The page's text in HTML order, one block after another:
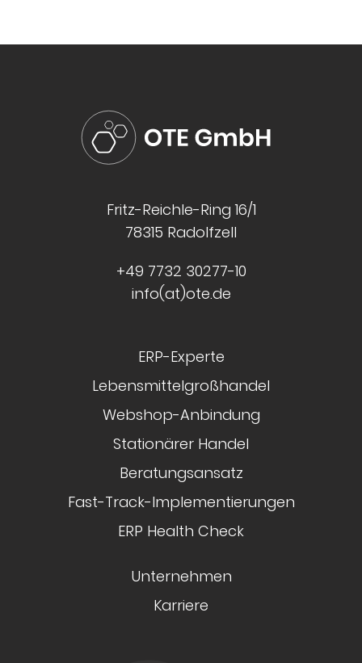
Fritz-Reichle-Ring 16/1
78315 Radolfzell
+49 7732 30277-10
info(at)ote.de
ERP-Experte
Lebensmittelgroßhandel
Webshop-Anbindung
Stationärer Handel
Beratungsansatz
Fast-Track-Implementierungen
ERP Health Check
Unternehmen
Karriere